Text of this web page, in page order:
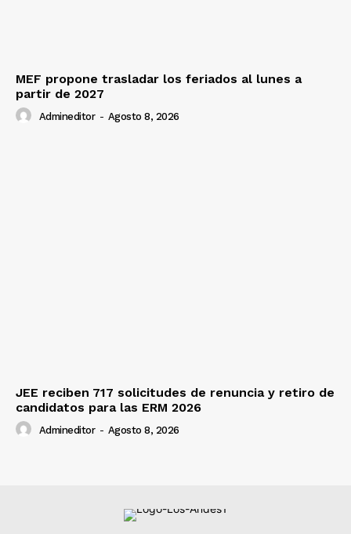
MEF propone trasladar los feriados al lunes a
partir de 2027
Admineditor - Agosto 8, 2026
JEE reciben 717 solicitudes de renuncia y retiro de
candidatos para las ERM 2026
Admineditor - Agosto 8, 2026